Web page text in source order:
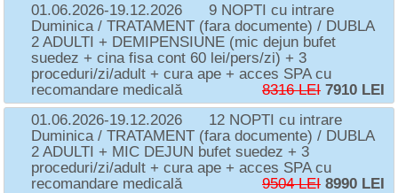
01.06.2026-19.12.2026
9 NOPTI cu intrare
Duminica / TRATAMENT (fara documente) / DUBLA
2 ADULTI + DEMIPENSIUNE (mic dejun bufet
suedez + cina fisa cont 60 lei/pers/zi) + 3
proceduri/zi/adult + cura ape + acces SPA cu
recomandare medicală
8316 LEI 7910 LEI
01.06.2026-19.12.2026
12 NOPTI cu intrare
Duminica / TRATAMENT (fara documente) / DUBLA
2 ADULTI + MIC DEJUN bufet suedez + 3
proceduri/zi/adult + cura ape + acces SPA cu
recomandare medicală
9504 LEI 8990 LEI